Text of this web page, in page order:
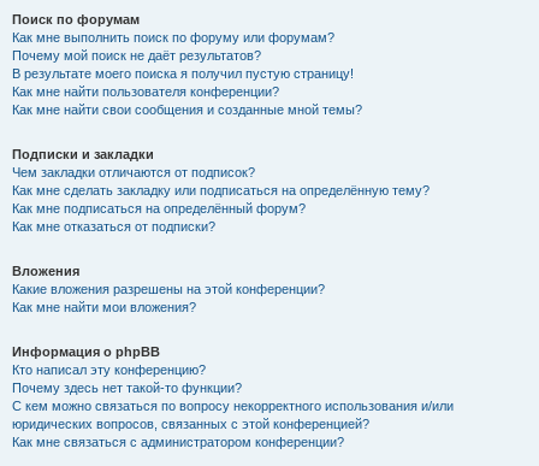
Поиск по форумам
Как мне выполнить поиск по форуму или форумам?
Почему мой поиск не даёт результатов?
В результате моего поиска я получил пустую страницу!
Как мне найти пользователя конференции?
Как мне найти свои сообщения и созданные мной темы?
Подписки и закладки
Чем закладки отличаются от подписок?
Как мне сделать закладку или подписаться на определённую тему?
Как мне подписаться на определённый форум?
Как мне отказаться от подписки?
Вложения
Какие вложения разрешены на этой конференции?
Как мне найти мои вложения?
Информация о phpBB
Кто написал эту конференцию?
Почему здесь нет такой-то функции?
С кем можно связаться по вопросу некорректного использования и/или
юридических вопросов, связанных с этой конференцией?
Как мне связаться с администратором конференции?